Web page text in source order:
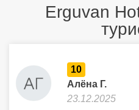
Erguvan
10
Алёна Г.
23.12.2025